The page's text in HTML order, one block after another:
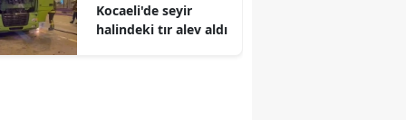
Kahramanmaraş
Kocaeli'de seyir
halindeki tır alev aldı